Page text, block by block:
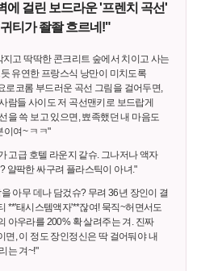
에 걸린 보드라운 '프렌치 곡선'
티가 좔좔 흐르네!"
고 딱딱한 콘크리트 숲에서 치이고 사는
유연한 프랑스식 낭만이 미치도록
로코롬 부드러운 곡선 그림을 걸어두면,
람들 사이도 저 곡선맨키로 보드랍게
을 쓱 보고 있으면, 뾰족했던 내 마음도
이여~ ㅋㅋ"
고급 호텔 라운지 같슈. 그나저나 액자
얄팍한 싸구려 플라스틱이 아녀."
아무 데나 담겄슈? 무려 36년 장인이 결
**'태시스템액자'**잖여! 묵직~허면서도
아우라를 200% 확 살려주는 겨. 진짜
, 이 정도 장인정신은 딱 걸어둬야 내
는 겨~!"